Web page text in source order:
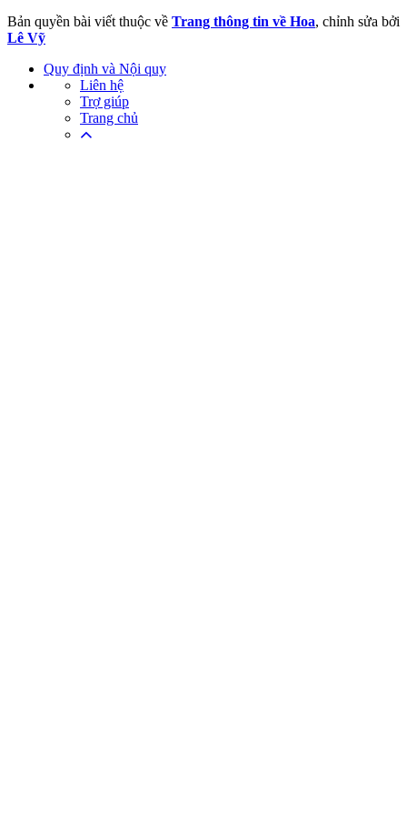
Bản quyền bài viết thuộc về Trang thông tin về Hoa, chỉnh sửa bởi
Lê Vỹ
Quy định và Nội quy
Liên hệ
Trợ giúp
Trang chủ